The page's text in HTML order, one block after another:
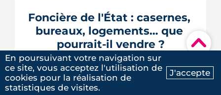
Ma recherche Contactez-nous
▾
redessinera tout un pan du quartier
Jeanne-d'Arc jusqu'en 2030.
LIRE L'ARTICLE
Foncière de l'État : casernes,
bureaux, logements… que
pourrait-il vendre ?
24 JUILLET 2026
HERVÉ KOFFEL
En poursuivant votre navigation sur
ce site, vous acceptez l'utilisation de
cookies pour la réalisation de
statistiques de visites.
J'accepte